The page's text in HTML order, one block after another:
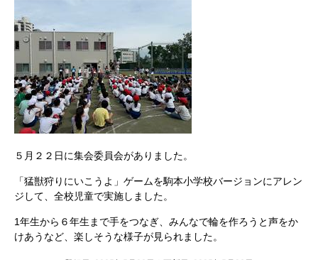
５月２２日に集会委員会がありました。
「猛獣狩りにいこうよ」ゲームを駒本小学校バージョンにアレン
ジして、全校児童で実施しました。
1年生から６年生まで手をつなぎ、みんなで輪を作ろうと声をか
けあうなど、楽しそうな様子が見られました。